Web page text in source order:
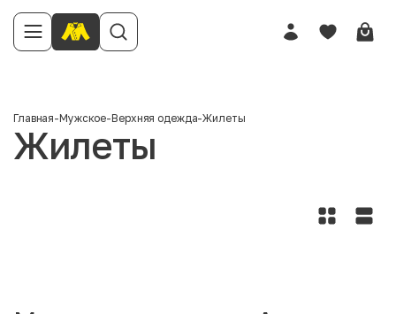
Главная-Мужское-Верхняя одежда-Жилеты
Жилеты